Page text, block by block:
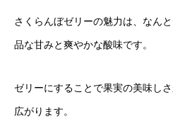
さくらんぼゼリーの魅力は、なん
品な甘みと爽やかな酸味です。
ゼリーにすることで果実の美味し
広がります。